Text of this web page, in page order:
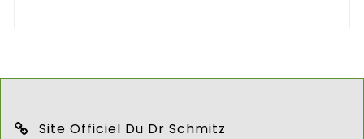
Site Officiel Du Dr Schmitz